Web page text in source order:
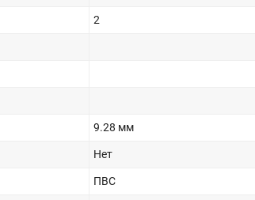
2
9.28 мм
Нет
ПВС